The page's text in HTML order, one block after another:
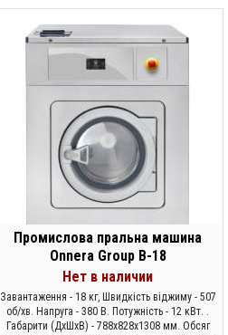
Промислова пральна машина
Onnera Group B-18
Нет в наличии
Завантаження - 18 кг, Швидкість віджиму - 507
об/хв. Напруга - 380 В. Потужність - 12 кВт. .
Габарити (ДхШхВ) - 788х828х1308 мм. Обсяг